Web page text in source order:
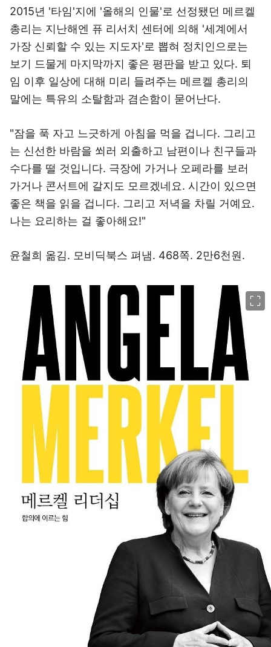
2015년 '타임'지에 '올해의 인물'로 선정됐던 메르켈
총리는 지난해엔 퓨 리서치 센터에 의해 '세계에서
가장 신뢰할 수 있는 지도자'로 뽑혀 정치인으로는
보기 드물게 마지막까지 좋은 평판을 받고 있다. 퇴
임 이후 일상에 대해 미리 들려주는 메르켈 총리의
말에는 특유의 소탈함과 겸손함이 묻어난다.
"잠을 푹 자고 느긋하게 아침을 먹을 겁니다. 그리고
는 신선한 바람을 쐬러 외출하고 남편이나 친구들과
수다를 떨 것입니다. 극장에 가거나 오페라를 보러
가거나 콘서트에 갈지도 모르겠네요. 시간이 있으면
좋은 책을 읽을 겁니다. 그리고 저녁을 차릴 거예요.
나는 요리하는 걸 좋아해요!"
윤철희 옮김. 모비딕북스 펴냄. 468쪽. 2만6천원.